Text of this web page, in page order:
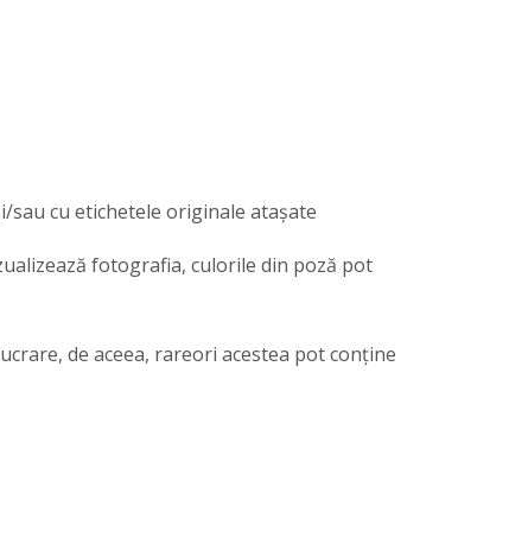
cu etichetele originale atașate
fotografia, culorile din poză pot
de aceea, rareori acestea pot conține